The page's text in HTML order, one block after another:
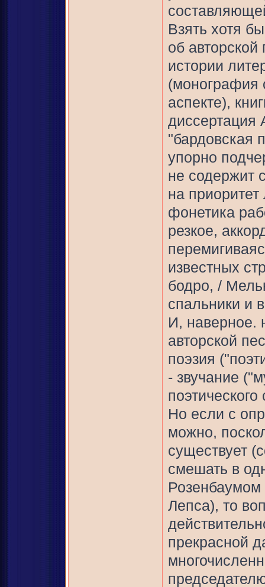
Взять хотя
об авторской
истории
(монография
аспекте),
"бардовская
упорно
не содержит
на
фонетика
резкое,
известных
бодро, /
спальники и
И, наверное.
авторской
поэзия
- звучание
Но если с
можно,
существует
смешать в
Розенбаумом
Лепса), то
прекрасной